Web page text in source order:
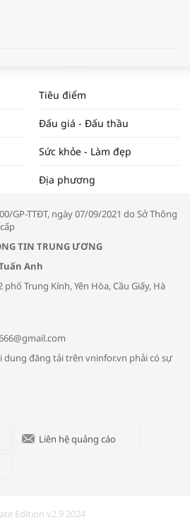
NĂM 2024 VÀ NĂM 2025 | NHỊP
THỊ TRƯỜNG #62
đàm “Xúc tiến thương mại: Khơi
sĩ tư vấn cách phòng tránh bệnh
hô hấp trong thời tiết giao mùa
yêu thương cho em
Tiêu điểm
Đấu giá - Đấu thầu
Sức khỏe - Làm đẹp
Địa phương
GP-TTĐT, ngày 07/09/2021 do Sở Thông
TIN TRUNG ƯƠNG
Anh
Trung Kính, Yên Hòa, Cầu Giấy, Hà
đăng tải trên vninfor.vn phải có sự
Liên hệ quảng cáo
Edition v2.9 2024